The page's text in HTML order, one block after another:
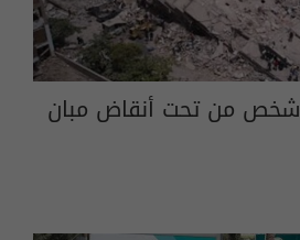
فنزويلا.. إنقاذ 6400 شخص من تحت أنقاض مبان